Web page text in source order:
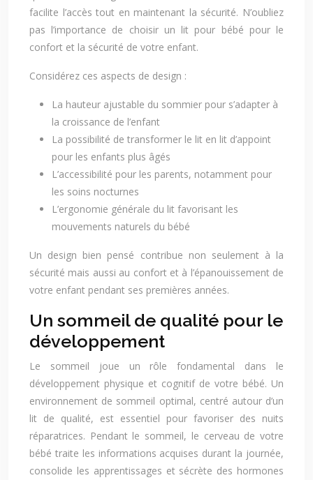
facilite l’accès tout en maintenant la sécurité. N’oubliez
pas l’importance de choisir un lit pour bébé pour le
confort et la sécurité de votre enfant.
Considérez ces aspects de design :
La hauteur ajustable du sommier pour s’adapter à
la croissance de l’enfant
La possibilité de transformer le lit en lit d’appoint
pour les enfants plus âgés
L’accessibilité pour les parents, notamment pour
les soins nocturnes
L’ergonomie générale du lit favorisant les
mouvements naturels du bébé
Un design bien pensé contribue non seulement à la
sécurité mais aussi au confort et à l’épanouissement de
votre enfant pendant ses premières années.
Un sommeil de qualité pour le
développement
Le sommeil joue un rôle fondamental dans le
développement physique et cognitif de votre bébé. Un
environnement de sommeil optimal, centré autour d’un
lit de qualité, est essentiel pour favoriser des nuits
réparatrices. Pendant le sommeil, le cerveau de votre
bébé traite les informations acquises durant la journée,
consolide les apprentissages et sécrète des hormones